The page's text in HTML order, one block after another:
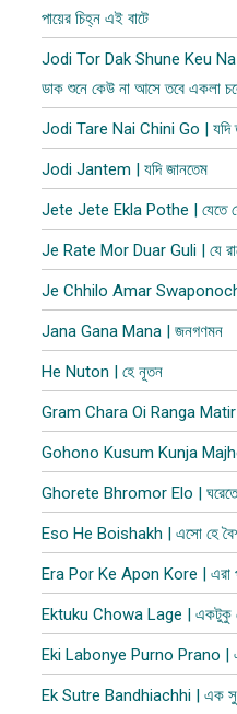
পায়ের চিহ্ন এই বাটে
Jodi Tor Dak Shune Keu
ডাক শুনে কেউ না আসে তবে একলা
Jodi Tare Nai Chini Go | যদি
Jodi Jantem | যদি জানতেম
Jete Jete Ekla Pothe | যেতে
Je Rate Mor Duar Guli | যে
Je Chhilo Amar
Jana Gana Mana | জনগণমন
He Nuton | হে নূতন
Gram Chara Oi Ranga Matir
Gohono Kusum Kunja
Ghorete Bhromor Elo |
Eso He Boishakh | এসো হে
Era Por Ke Apon Kore | এরা
Ektuku Chowa Lage | একটুকু
Eki Labonye Purno Prano |
Ek Sutre Bandhiachhi | এক